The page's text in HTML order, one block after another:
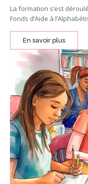
La formation s’est
Fonds d’Aide à
En savoir plus